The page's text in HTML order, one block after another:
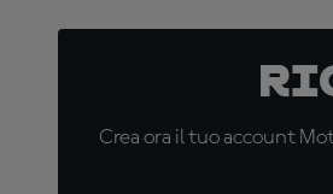
Crea ora il tuo account